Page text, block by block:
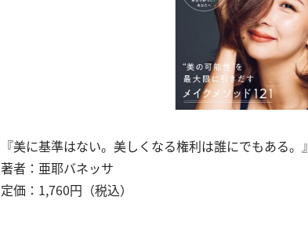
『美に基準はない。美しくなる権利は誰にでもある。』
著者：亜耶バネッサ
定価：1,760円（税込）